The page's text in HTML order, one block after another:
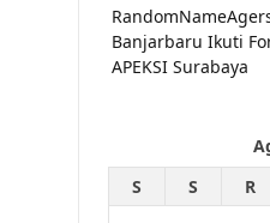
Banjarbaru Ikuti
APEKSI Surabaya
S
S R